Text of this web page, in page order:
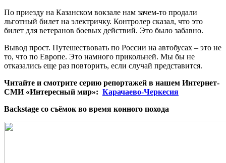
По приезду на Казанском вокзале нам зачем-то продали
льготный билет на электричку. Контролер сказал, что это
билет для ветеранов боевых действий. Это было забавно.
Вывод прост. Путешествовать по России на автобусах – это не
то, что по Европе. Это намного прикольней. Мы бы не
отказались еще раз повторить, если случай представится.
Читайте и смотрите серию репортажей в нашем Интернет-
СМИ «Интересный мир»: Карачаево-Черкесия
Backstage со съёмок во время конного похода